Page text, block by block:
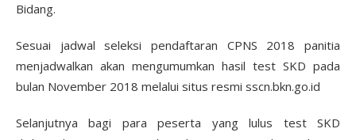
Bidang.
Sesuai jadwal seleksi pendaftaran CPNS 2018 panitia
menjadwalkan akan mengumumkan hasil test SKD pada
bulan November 2018 melalui situs resmi sscn.bkn.go.id
Selanjutnya bagi para peserta yang lulus test SKD